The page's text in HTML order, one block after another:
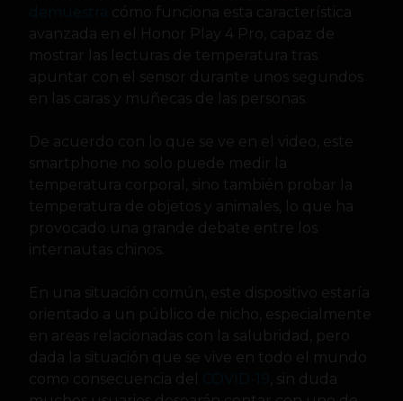
cómo funciona esta característica
avanzada en el Honor Play 4 Pro, capaz de
mostrar las lecturas de temperatura tras
apuntar con el sensor durante unos segundos
en las caras y muñecas de las personas.
De acuerdo con lo que se ve en el video, este
smartphone no solo puede medir la
temperatura corporal, sino también probar la
temperatura de objetos y animales, lo que ha
provocado una grande debate entre los
internautas chinos.
En una situación común, este dispositivo estaría
orientado a un público de nicho, especialmente
en areas relacionadas con la salubridad, pero
dada la situación que se vive en todo el mundo
como consecuencia del
, sin duda